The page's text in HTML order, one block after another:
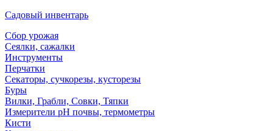
Садовый инвентарь
Сбор урожая
Сеялки, сажалки
Инструменты
Перчатки
Секаторы, сучкорезы, кусторезы
Буры
Вилки, Грабли, Совки, Тяпки
Измерители pH почвы, термометры
Кисти